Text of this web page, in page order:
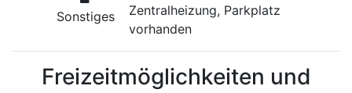
Sonstiges
Zentralheizung, Parkplatz
vorhanden
Freizeitmöglichkeiten und